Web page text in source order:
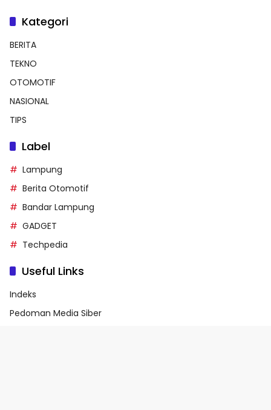
Kategori
BERITA
TEKNO
OTOMOTIF
NASIONAL
TIPS
Label
Lampung
Berita Otomotif
Bandar Lampung
GADGET
Techpedia
Useful Links
Indeks
Pedoman Media Siber